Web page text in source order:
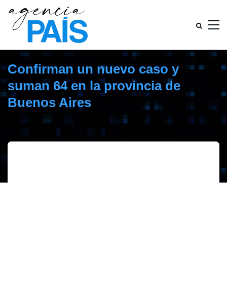
Confirman un nuevo caso y
suman 64 en la provincia de
Buenos Aires
diciembre 18, 2019